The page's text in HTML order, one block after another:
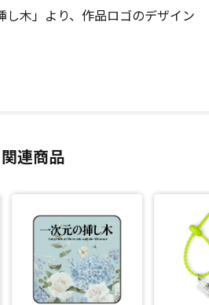
し木」より、作品ロゴのデザイン
関連商品